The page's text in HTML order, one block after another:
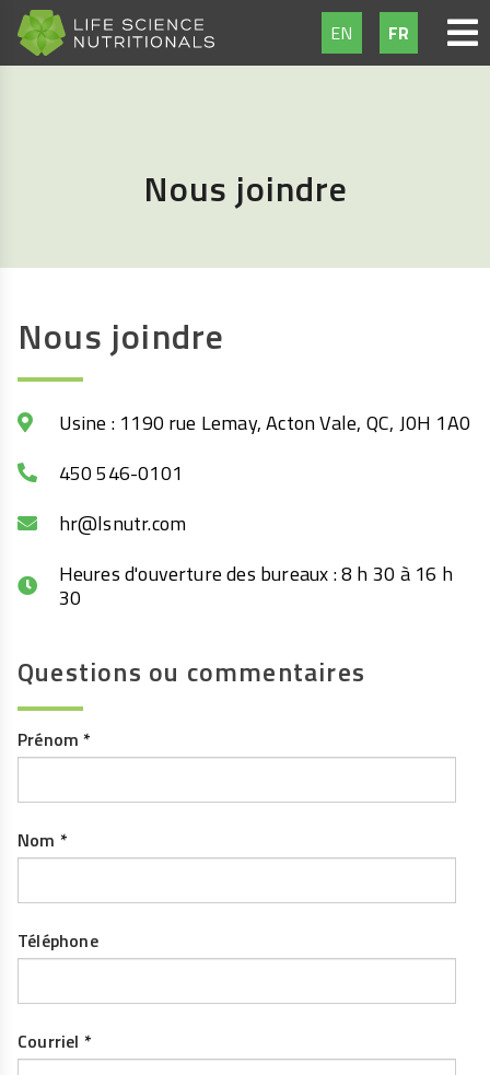
EN FR
Nous joindre
Nous joindre
Usine : 1190 rue Lemay, Acton Vale, QC, J0H 1A0
450 546-0101
hr@lsnutr.com
Heures d'ouverture des bureaux : 8 h 30 à 16 h
30
Questions ou commentaires
Prénom *
Nom *
Téléphone
Courriel *